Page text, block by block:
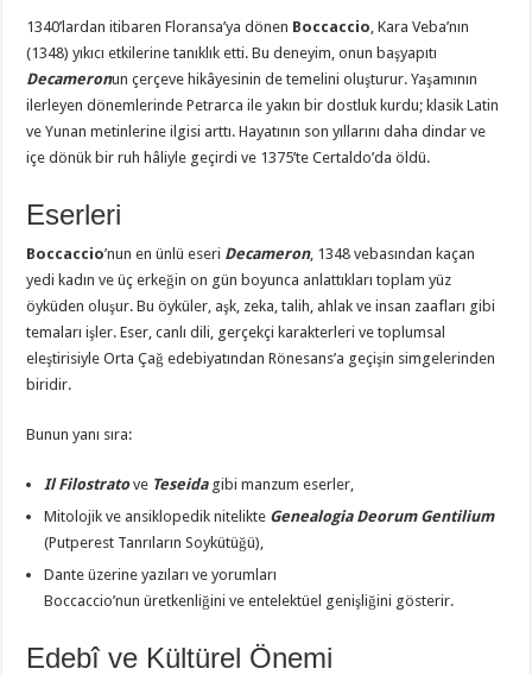
1340’lardan itibaren Floransa’ya dönen Boccaccio , Kara Veba’nın
(1348) yıkıcı etkilerine tanıklık etti. Bu deneyim, onun başyapıtı
Decameronun çerçeve hikâyesinin de temelini oluşturur. Yaşamının
ilerleyen dönemlerinde Petrarca ile yakın bir dostluk kurdu; klasik Latin
ve Yunan metinlerine ilgisi arttı. Hayatının son yıllarını daha dindar ve
içe dönük bir ruh hâliyle geçirdi ve 1375’te Certaldo’da öldü.
Eserleri
Boccaccio’nun en ünlü eseri Decameron, 1348 vebasından kaçan
yedi kadın ve üç erkeğin on gün boyunca anlattıkları toplam yüz
öyküden oluşur. Bu öyküler, aşk, zeka, talih, ahlak ve insan zaafları gibi
temaları işler. Eser, canlı dili, gerçekçi karakterleri ve toplumsal
eleştirisiyle Orta Çağ edebiyatından Rönesans’a geçişin simgelerinden
biridir.
Bunun yanı sıra:
Il Filostratove Teseidagibi manzum eserler,
Mitolojik ve ansiklopedik nitelikte Genealogia Deorum Gentilium
(Putperest Tanrıların Soykütüğü),
Dante üzerine yazıları ve yorumları
Boccaccio’nun üretkenliğini ve entelektüel genişliğini gösterir.
Edebî ve Kültürel Önemi